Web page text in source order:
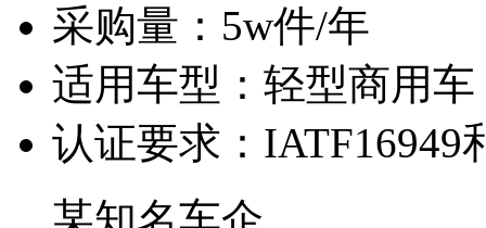
采购量： 5w件/年
适用车型： 轻型商用
认证要求： IATF16949
某知名车企